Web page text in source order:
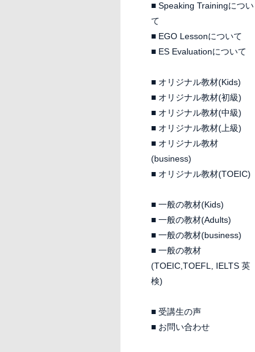
■ Speaking Trainingについ
て
■ EGO Lessonについて
■ ES Evaluationについて
■ オリジナル教材(Kids)
■ オリジナル教材(初級)
■ オリジナル教材(中級)
■ オリジナル教材(上級)
■ オリジナル教材
(business)
■ オリジナル教材(TOEIC)
■ 一般の教材(Kids)
■ 一般の教材(Adults)
■ 一般の教材(business)
■ 一般の教材
(TOEIC,TOEFL, IELTS 英
検)
■ 受講生の声
■ お問い合わせ